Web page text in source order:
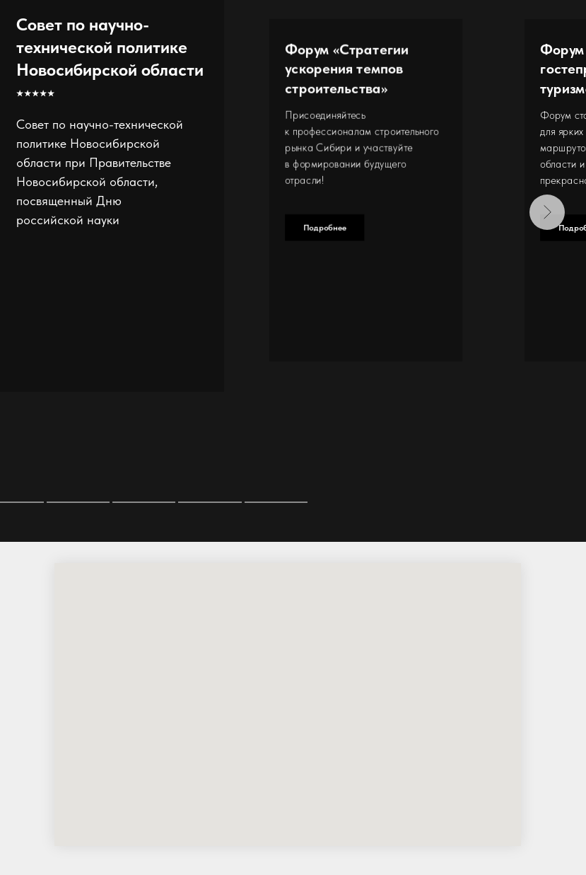
Совет по научно-
технической политике
Новосибирской области
⭑⭑⭑⭑⭑
Совет по научно-технической
политике Новосибирской
области при Правительстве
Новосибирской области,
посвященный Дню
российской науки
Форум «Стратегии
ускорения темпов
строительства»
Присоединяйтесь
к профессионалам строительного
рынка Сибири и участвуйте
в формировании будущего
отрасли!
Подробнее
Форум
Форум
для
области